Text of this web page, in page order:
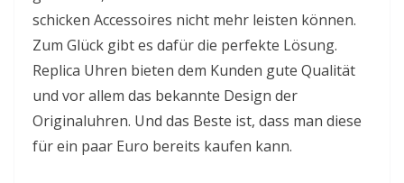
schicken Accessoires nicht mehr leisten können.
Zum Glück gibt es dafür die perfekte Lösung.
Replica Uhren bieten dem Kunden gute Qualität
und vor allem das bekannte Design der
Originaluhren. Und das Beste ist, dass man diese
für ein paar Euro bereits kaufen kann.